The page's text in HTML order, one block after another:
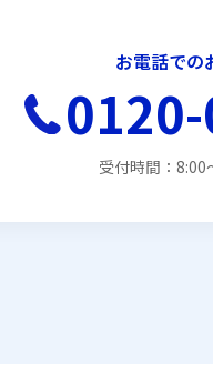
お電話での
受付時間：8:00